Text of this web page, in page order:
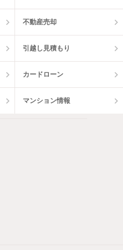
不動産売却
引越し見積もり
カードローン
マンション情報